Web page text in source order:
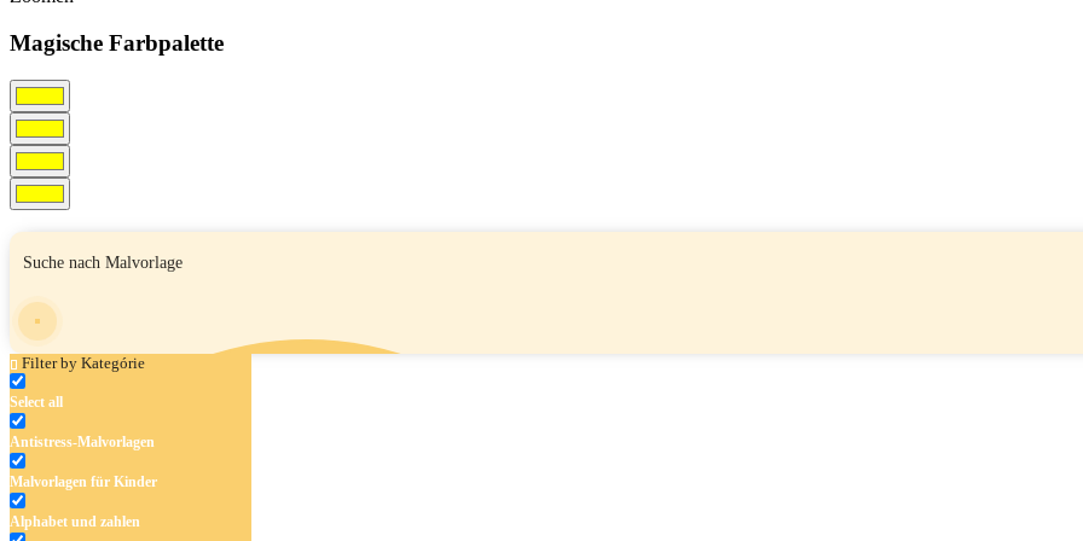
Magische Farbpalette
Filter by Kategórie
Select all
Antistress-Malvorlagen
Malvorlagen für Kinder
Alphabet und zahlen